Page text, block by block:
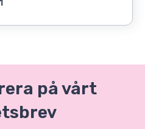
på vårt